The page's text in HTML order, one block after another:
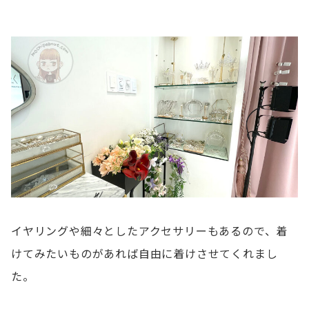
イヤリングや細々としたアクセサリーもあるので、着
けてみたいものがあれば自由に着けさせてくれまし
た。